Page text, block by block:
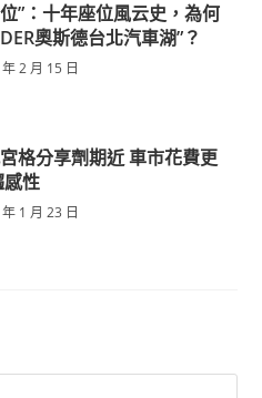
”：十年座位風云史，為何
奧斯德台北汽車湖”？
2 月 15 日
格分享劑期近 車市花費更
感性
1 月 23 日